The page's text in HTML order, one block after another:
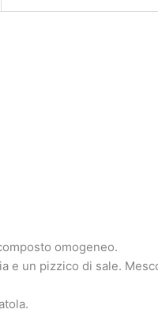
omogeneo.
e un pizzico di sale.